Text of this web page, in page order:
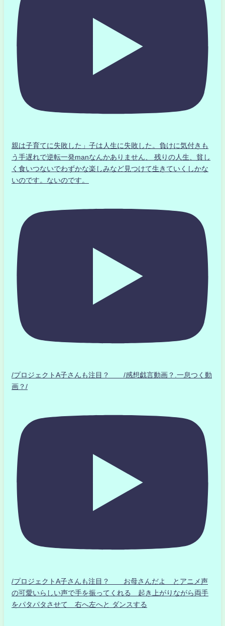
親は子育てに失敗した」子は人生に失敗した。負けに気付きも
う手遅れで逆転一発manなんかありません、 残りの人生、貧し
く食いつないでわずかな楽しみなど見つけて生きていくしかな
いのです。ないのです。
/プロジェクトA子さんも注目？ /感想戯言動画？.一息つく動
画？/
/プロジェクトA子さんも注目？ お母さんだよ とアニメ声
の可愛いらしい声で手を振ってくれる 起き上がりながら両手
をパタパタさせて 右へ左へと ダンスする